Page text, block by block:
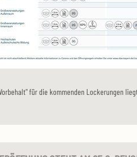
für die kommenden Lockerungen